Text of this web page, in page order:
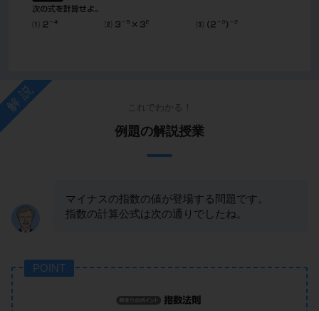
解説 これでわかる！
例題の解説授業
マイナスの指数の値が登場する問題です。
指数の計算公式は次の通りでしたね。
POINT